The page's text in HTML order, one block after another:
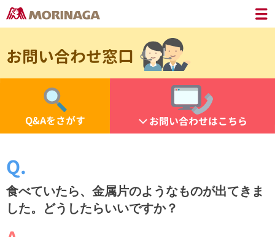
お問い合わせ窓口
Q&Aをさがす お問い合わせはこちら
食べていたら、金属片のようなものが出てきま
した。どうしたらいいですか？